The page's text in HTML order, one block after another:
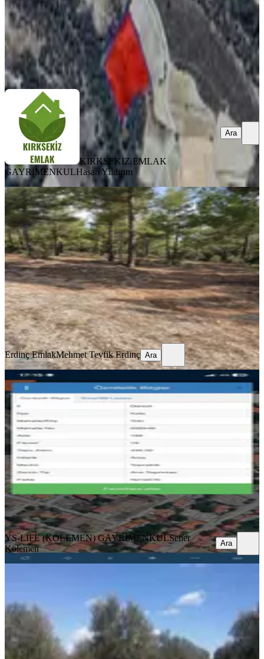
KIRKSEKİZ EMLAK GAYRİMENKUL Hasan Yıldırım
Ara
KIRKSEKİZ EMLAK
GAYRİMENKULHasan Yıldırım
Ara
Ucuz Al İşlet Kazan Satılık Tarla 350
Bin Tl
Kale, Cumhuriyet Mahallesi
2900 m²·121/m²·06.07.2026
350.000 ₺
Erdinç EmlakMehmet Tevfik Erdinç
Ara
Erdinç EmlakMehmet Tevfik Erdinç Ara
Kale De Toki Yakını 446 M2 Satılık
Arsa 16 Apartlık
Kale, Toki Mahallesi
4.249/m²
YS-LIFE (KÖLEMEN) GAYRİMENKULSeher Kölemen
Ara
YS-LIFE (KÖLEMEN) GAYRİMENKULSeher
Kölemen
Ara
Kale, Doğanköy Mahallesi
8000 m²
·331/m² ·11.03.2024
2.650.000 ₺ 2.850.000 ₺